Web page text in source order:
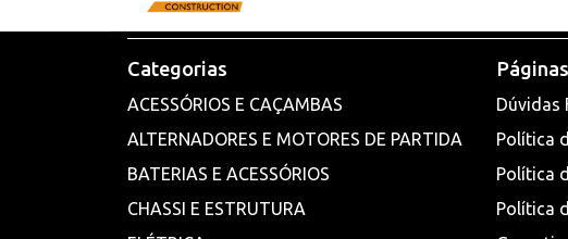
Categorias
ACESSÓRIOS E CAÇAMBAS
ALTERNADORES E MOTORES DE PARTIDA
BATERIAS E ACESSÓRIOS
CHASSI E ESTRUTURA
Dúvidas
Política
Política
Política